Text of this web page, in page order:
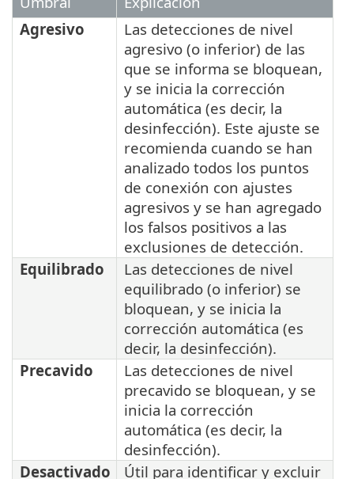
Agresivo
Las detecciones de nivel
agresivo (o inferior) de las
que se informa se bloquean,
y se inicia la corrección
automática (es decir, la
desinfección). Este ajuste se
recomienda cuando se han
analizado todos los puntos
de conexión con ajustes
agresivos y se han agregado
los falsos positivos a las
exclusiones de detección.
Equilibrado
Las detecciones de nivel
equilibrado (o inferior) se
bloquean, y se inicia la
corrección automática (es
decir, la desinfección).
Precavido
Las detecciones de nivel
precavido se bloquean, y se
inicia la corrección
automática (es decir, la
desinfección).
Desactivado
Útil para identificar y excluir